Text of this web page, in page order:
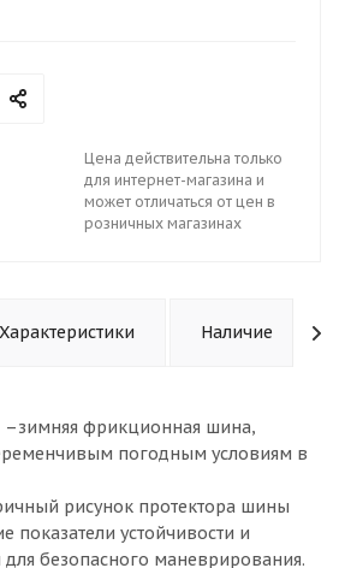
Цена действительна только
для интернет-магазина и
может отличаться от цен в
розничных магазинах
Характеристики Наличие
фрикционная шина,
погодным условиям в
рисунок протектора шины
показатели устойчивости и
безопасного маневрирования.